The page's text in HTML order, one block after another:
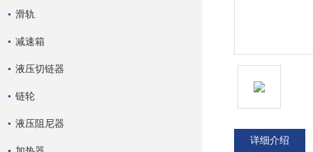
滑轨
减速箱
液压切链器
链轮
液压阻尼器
详细介绍